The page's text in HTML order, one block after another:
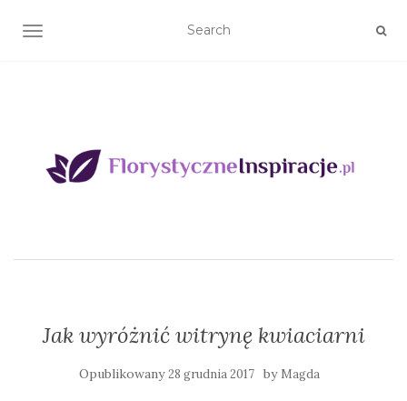
TOGGLE NAVIGATION
Jak wyróżnić witrynę kwiaciarni
Opublikowany28 grudnia 2017 by Magda